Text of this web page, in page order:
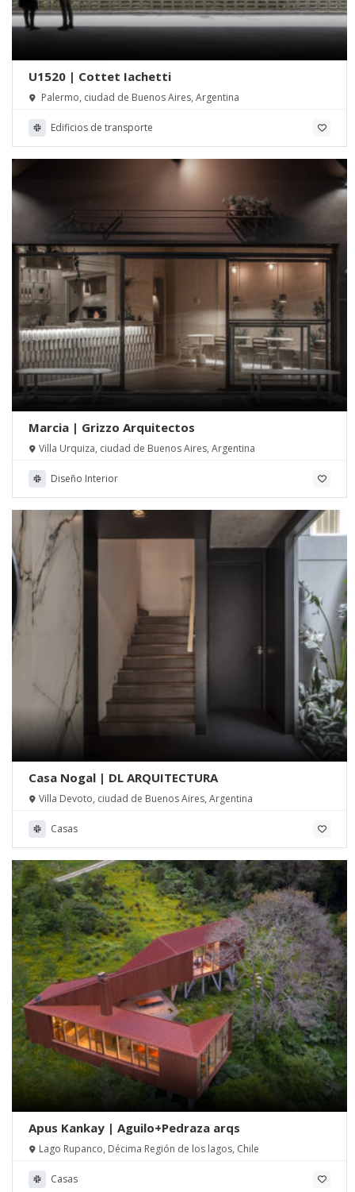
U1520 | Cottet Iachetti
Palermo, ciudad de Buenos Aires, Argentina
Edificios de transporte
Marcia | Grizzo Arquitectos
Villa Urquiza, ciudad de Buenos Aires, Argentina
Diseño Interior
Casa Nogal | DL ARQUITECTURA
Villa Devoto, ciudad de Buenos Aires, Argentina
Casas
Apus Kankay | Aguilo+Pedraza arqs
Lago Rupanco, Décima Región de los lagos, Chile
Casas